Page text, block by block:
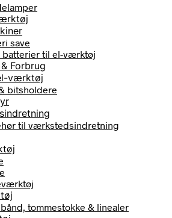
save
batterier til el-værktøj
Forbrug
værktøj
bitsholdere
til værkstedsindretning
tommestokke & linealer